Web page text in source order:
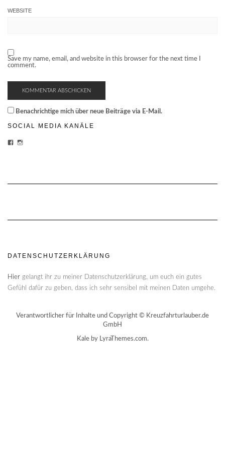
WEBSITE
Save my name, email, and website in this browser for the next time I
comment.
Benachrichtige mich über neue Beiträge via E-Mail.
SOCIAL MEDIA KANÄLE
PROFIL
FACEBOOK
PROFIL
DATENSCHUTZERKLÄRUNG
Hier gelangt ihr zu meiner Datenschutzerklärung, um euch ein gutes
Gefühl dafür zu geben, dass ich sehr sensibel mit meinen Daten umgehe.
Verantwortlicher für Inhalte und Copyright © Kreuzfahrturlauber.de
GmbH
Kaleby LyraThemes.com.